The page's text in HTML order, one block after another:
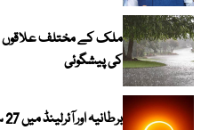
ملک کے مختلف علاقوں
کی پیشگوئی